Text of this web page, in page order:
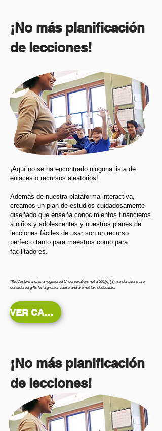
¡No más planificación
de lecciones!
¡Aquí no se ha encontrado ninguna lista de
enlaces o recursos aleatorios!
Además de nuestra plataforma interactiva,
creamos un plan de estudios cuidadosamente
diseñado que enseña conocimientos financieros
a niños y adolescentes y nuestros planes de
lecciones fáciles de usar son un recurso
perfecto tanto para maestros como para
facilitadores.
*KidVestors Inc. is a registered C-corporation, not a 501(c)(3), so donations are
considered gifts for a greater cause and are not tax-deductible.
VER CARACTERÍSTICAS
¡No más planificación
de lecciones!